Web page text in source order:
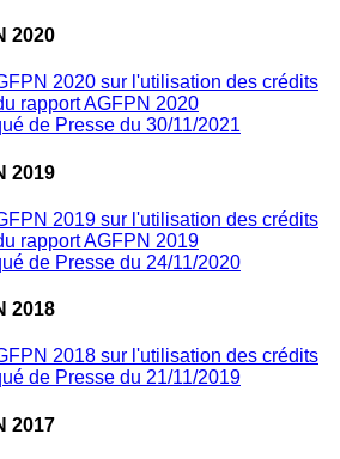
2020
2020 sur l'utilisation des crédits
rapport AGFPN 2020
de Presse du 30/11/2021
2019
2019 sur l'utilisation des crédits
rapport AGFPN 2019
de Presse du 24/11/2020
2018
2018 sur l'utilisation des crédits
de Presse du 21/11/2019
2017